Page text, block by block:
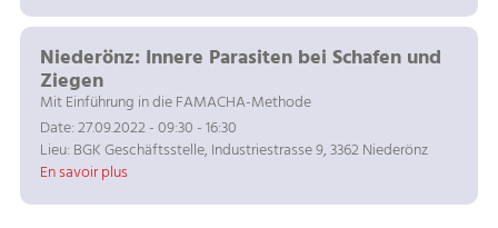
Niederönz: Innere Parasiten bei Schafen und
Ziegen
Mit Einführung in die FAMACHA-Methode
Date: 27.09.2022 - 09:30 - 16:30
Lieu: BGK Geschäftsstelle, Industriestrasse 9, 3362 Niederönz
En savoir plus